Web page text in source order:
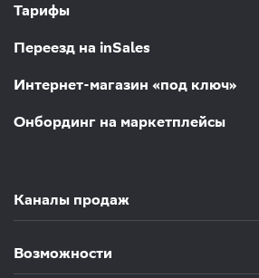
Тарифы
Переезд на inSales
Интернет-магазин «под ключ»
Онбординг на маркетплейсы
Каналы продаж
Возможности